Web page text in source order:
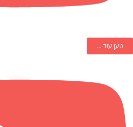
טען עוד ...